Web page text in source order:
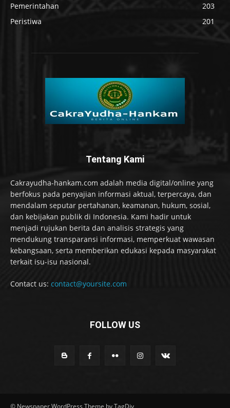
Pemerintahan
203
Peristiwa
201
Tentang Kami
Cakrayudha-hankam.com adalah media digital/online yang
berfokus pada penyajian informasi aktual, terpercaya, dan
mendalam seputar pertahanan, keamanan, hukum, sosial,
dan kebijakan publik di Indonesia. Kami hadir untuk
menjadi rujukan berita dan analisis strategis yang
mendukung transparansi informasi, memperkuat wawasan
kebangsaan, serta memberikan edukasi kepada masyarakat
terkait isu-isu nasional.
Contact us: contact@yoursite.com
FOLLOW US
© Newspaper WordPress Theme by TagDiv